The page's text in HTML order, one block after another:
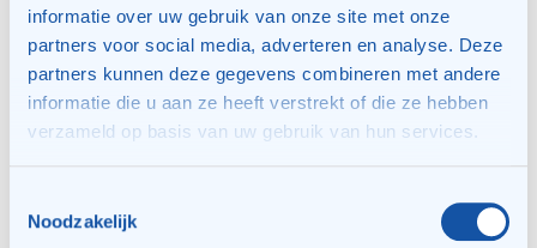
informatie over uw gebruik van onze site met onze
partners voor social media, adverteren en analyse. Deze
partners kunnen deze gegevens combineren met andere
informatie die u aan ze heeft verstrekt of die ze hebben
verzameld op basis van uw gebruik van hun services.
Noodzakelijk